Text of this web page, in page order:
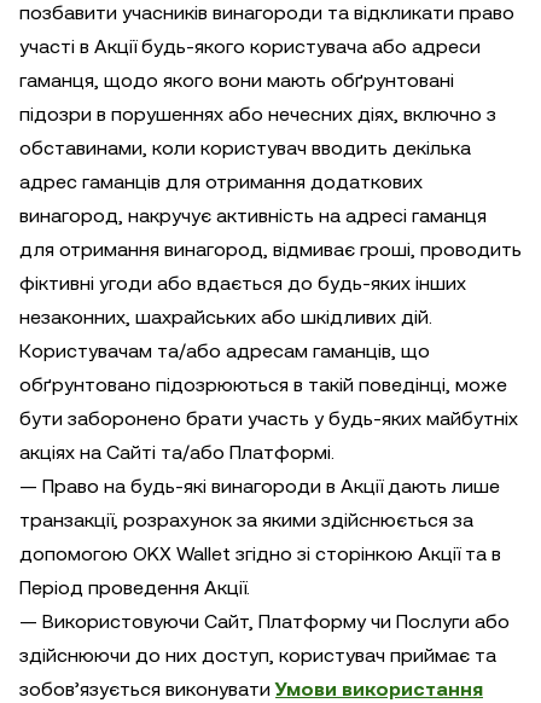
позбавити учасників винагороди та відкликати право
участі в Акції будь-якого користувача або адреси
гаманця, щодо якого вони мають обґрунтовані
підозри в порушеннях або нечесних діях, включно з
обставинами, коли користувач вводить декілька
адрес гаманців для отримання додаткових
винагород, накручує активність на адресі гаманця
для отримання винагород, відмиває гроші, проводить
фіктивні угоди або вдається до будь-яких інших
незаконних, шахрайських або шкідливих дій.
Користувачам та/або адресам гаманців, що
обґрунтовано підозрюються в такій поведінці, може
бути заборонено брати участь у будь-яких майбутніх
акціях на Сайті та/або Платформі.
— Право на будь-які винагороди в Акції дають лише
транзакції, розрахунок за якими здійснюється за
допомогою OKX Wallet згідно зі сторінкою Акції та в
Період проведення Акції.
— Використовуючи Сайт, Платформу чи Послуги або
здійснюючи до них доступ, користувач приймає та
зобов’язується виконуватиУмови використання